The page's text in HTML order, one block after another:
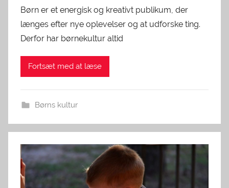
Børn er et energisk og kreativt publikum, der
længes efter nye oplevelser og at udforske ting.
Derfor har børnekultur altid
Fortsæt med at læse
Børns kultur